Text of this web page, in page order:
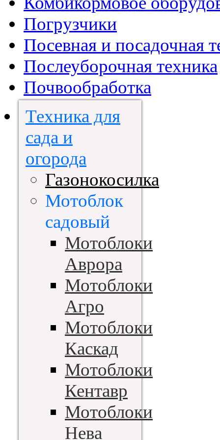
Погрузчики
Посевная и посадочная
Послеуборочная техника
Почвообработка
Техника для
сада и
огорода
Газонокосилка
Мотоблок
садовый
Мотоблоки
Аврора
Мотоблоки
Агро
Мотоблоки
Каскад
Мотоблоки
Кентавр
Мотоблоки
Нева